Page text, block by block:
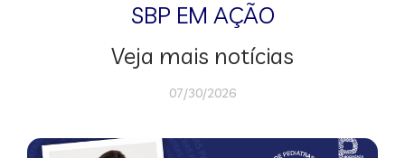
SBP EM AÇÃO
Veja mais notícias
07/30/2026